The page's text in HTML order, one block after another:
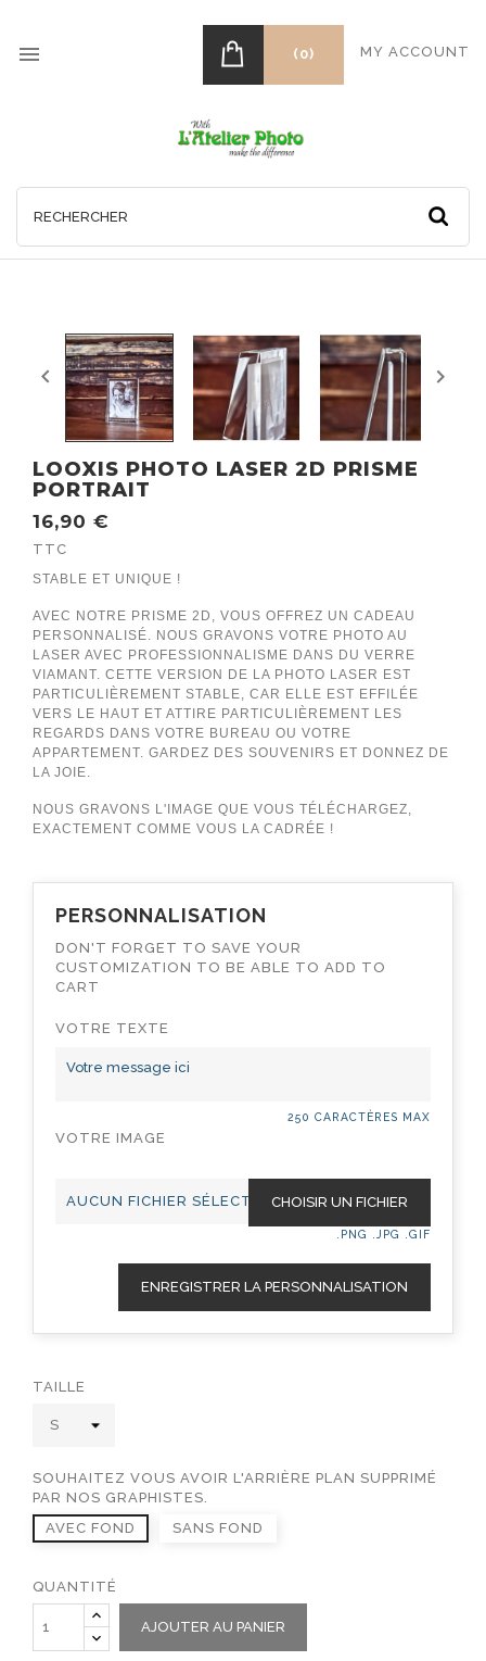
 MY ACCOUNT
(0)
 
LOOXIS PHOTO LASER 2D PRISME
PORTRAIT
16,90 €
TTC
STABLE ET UNIQUE !
AVEC NOTRE PRISME 2D, VOUS OFFREZ UN CADEAU
PERSONNALISÉ. NOUS GRAVONS VOTRE PHOTO AU
LASER AVEC PROFESSIONNALISME DANS DU VERRE
VIAMANT. CETTE VERSION DE LA PHOTO LASER EST
PARTICULIÈREMENT STABLE, CAR ELLE EST EFFILÉE
VERS LE HAUT ET ATTIRE PARTICULIÈREMENT LES
REGARDS DANS VOTRE BUREAU OU VOTRE
APPARTEMENT. GARDEZ DES SOUVENIRS ET DONNEZ DE
LA JOIE.
NOUS GRAVONS L'IMAGE QUE VOUS TÉLÉCHARGEZ,
EXACTEMENT COMME VOUS LA CADRÉE !
PERSONNALISATION
DON'T FORGET TO SAVE YOUR
CUSTOMIZATION TO BE ABLE TO ADD TO
CART
VOTRE TEXTE
250 CARACTÈRES MAX
VOTRE IMAGE
AUCUN FICHIER SÉLECTIONNÉCHOISIR UN FICHIER
.PNG .JPG .GIF
ENREGISTRER LA PERSONNALISATION
TAILLE
SOUHAITEZ VOUS AVOIR L'ARRIÈRE PLAN SUPPRIMÉ
PAR NOS GRAPHISTES.
AVEC FOND
SANS FOND
QUANTITÉ
AJOUTER AU PANIER